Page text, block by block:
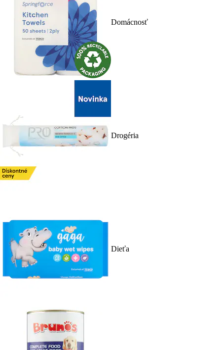
Domácnosť
Drogéria
Dieťa